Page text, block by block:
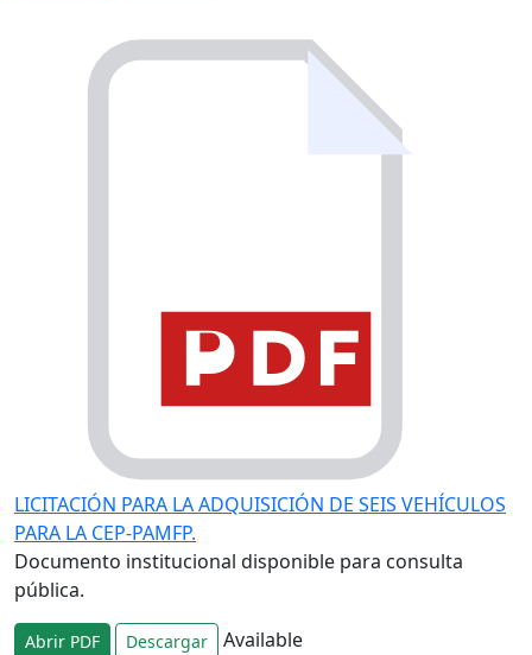
LICITACIÓN PARA LA ADQUISICIÓN DE SEIS VEHÍCULOS
PARA LA CEP-PAMFP.
Documento institucional disponible para consulta
pública.
Abrir PDF Descargar Available